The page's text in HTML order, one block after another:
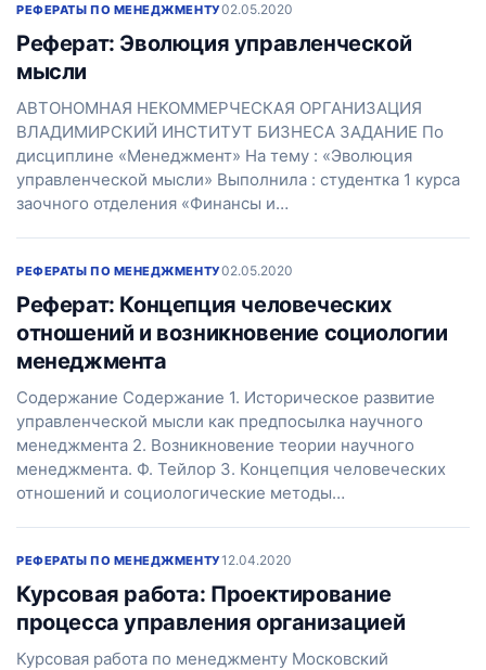
РЕФЕРАТЫ ПО МЕНЕДЖМЕНТУ02.05.2020
Реферат: Эволюция управленческой
мысли
АВТОНОМНАЯ НЕКОММЕРЧЕСКАЯ ОРГАНИЗАЦИЯ
ВЛАДИМИРСКИЙ ИНСТИТУТ БИЗНЕСА ЗАДАНИЕ По
дисциплине «Менеджмент» На тему : «Эволюция
управленческой мысли» Выполнила : студентка 1 курса
заочного отделения «Финансы и…
РЕФЕРАТЫ ПО МЕНЕДЖМЕНТУ02.05.2020
Реферат: Концепция человеческих
отношений и возникновение социологии
менеджмента
Содержание Содержание 1. Историческое развитие
управленческой мысли как предпосылка научного
менеджмента 2. Возникновение теории научного
менеджмента. Ф. Тейлор 3. Концепция человеческих
отношений и социологические методы…
РЕФЕРАТЫ ПО МЕНЕДЖМЕНТУ12.04.2020
Курсовая работа: Проектирование
процесса управления организацией
Курсовая работа по менеджменту Московский